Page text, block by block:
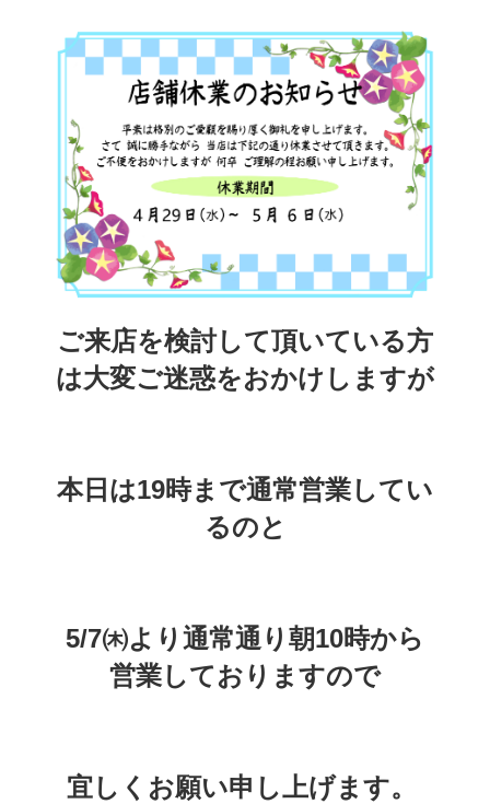
ご来店を検討して頂いている方
は大変ご迷惑をおかけしますが
本日は19時まで通常営業してい
るのと
﻿5/7㈭より通常通り朝10時から
営業しておりますので
宜しくお願い申し上げます。